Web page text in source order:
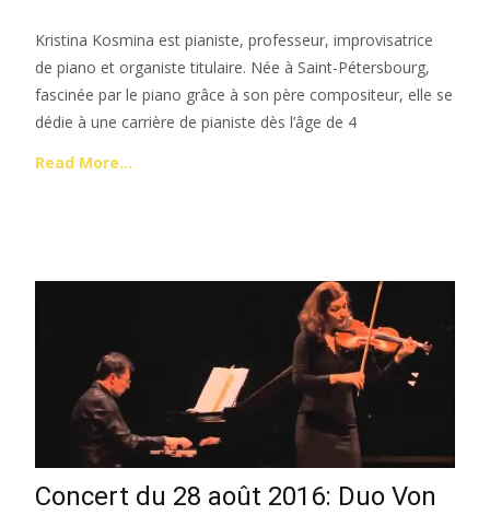
Kristina Kosmina est pianiste, professeur, improvisatrice
de piano et organiste titulaire. Née à Saint-Pétersbourg,
fascinée par le piano grâce à son père compositeur, elle se
dédie à une carrière de pianiste dès l’âge de 4
Read More…
Concert du 28 août 2016: Duo Von